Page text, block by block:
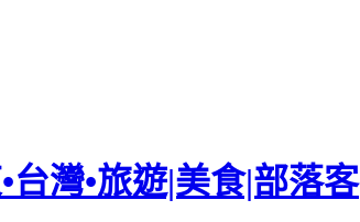
灣•旅遊|美食|部落客